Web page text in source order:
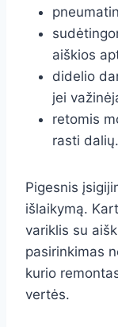
aiškios
didelio
jei
retomis
rasti dalių.
Pigesnis
išlaikymą.
variklis su
pasirinkimas
kurio
vertės.